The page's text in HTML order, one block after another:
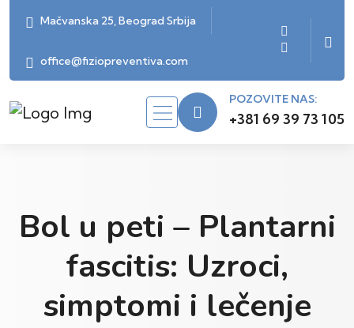
Mačvanska 25, Beograd Srbija
office@fiziopreventiva.com
POZOVITE NAS:
+381 69 39 73 105
Bol u peti – Plantarni
fascitis: Uzroci,
simptomi i lečenje